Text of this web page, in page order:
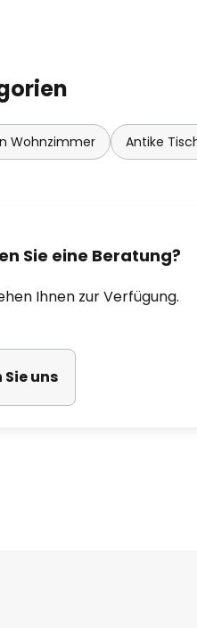
Wohnzimmer Antike
Sie eine Beratung?
Ihnen zur Verfügung.
uns